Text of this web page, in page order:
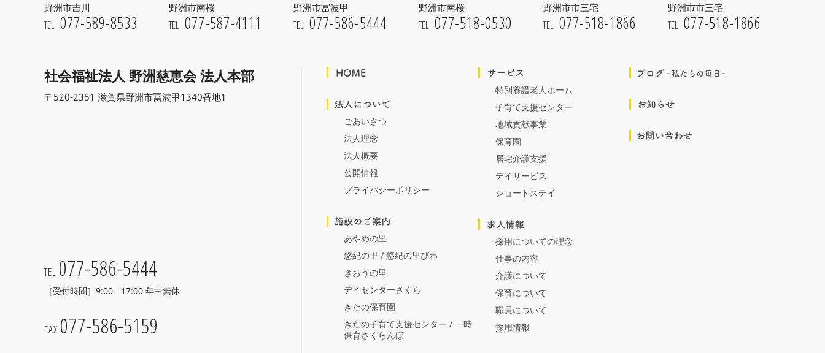
野洲市吉川
TEL 077-589-8533
野洲市南桜
TEL 077-587-4111
野洲市冨波甲
TEL 077-586-5444
野洲市南桜
TEL 077-518-0530
野洲市市三宅
TEL 077-518-1866
野洲市市三宅
TEL 077-518-1866
社会福祉法人 野洲慈恵会法人本部
〒520-2351 滋賀県野洲市冨波甲1340番地1
TEL 077-586-5444
［受付時間］9:00 - 17:00 年中無休
FAX 077-586-5159
ごあいさつ
法人理念
法人概要
公開情報
プライバシーポリシー
あやめの里
悠紀の里 / 悠紀の里びわ
ぎおうの里
デイセンターさくら
きたの保育園
きたの子育て支援センター / 一時
保育さくらんぼ
特別養護老人ホーム
子育て支援センター
地域貢献事業
保育園
居宅介護支援
デイサービス
ショートステイ
採用についての理念
仕事の内容
介護について
保育について
職員について
採用情報